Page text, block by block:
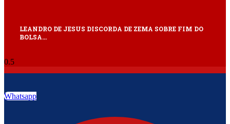
LEANDRO DE JESUS DISCORDA DE ZEMA SOBRE FIM DO
BOLSA…
Whatsapp